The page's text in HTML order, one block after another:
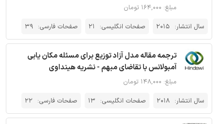
مبلغ: ۱۶۴,۰۰۰ تومان
سال انتشار: 2015 صفحات انگلیسی: 21 صفحات فارسی: 39
ترجمه مقاله مدل آزاد توزیع برای مسئله مکان یابی
آمبولانس با تقاضای مبهم - نشریه هینداوی
مبلغ: ۱۴۸,۰۰۰ تومان
سال انتشار: 2018 صفحات انگلیسی: 13 صفحات فارسی: 22